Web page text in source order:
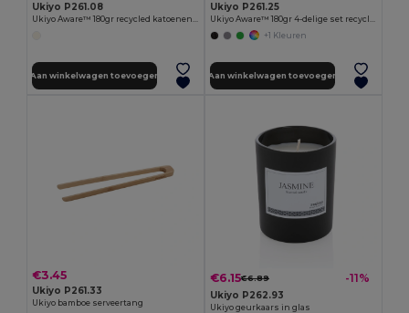
Ukiyo P261.08
Ukiyo Aware™ 180gr recycled katoenen tafelkleed 250x140cm
Aan winkelwagen toevoegen
Ukiyo P261.25
Ukiyo Aware™ 180gr 4-delige set recycled katoenen servetten
+1 Kleuren
Aan winkelwagen toevoegen
€3.45
Ukiyo P261.33
Ukiyo bamboe serveertang
€6.15€6.89 -11%
Ukiyo P262.93
Ukiyo geurkaars in glas